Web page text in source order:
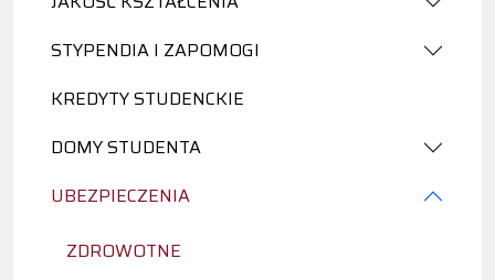
STYPENDIA I ZAPOMOGI
KREDYTY STUDENCKIE
DOMY STUDENTA
UBEZPIECZENIA
ZDROWOTNE